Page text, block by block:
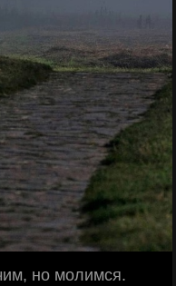
но молимся.